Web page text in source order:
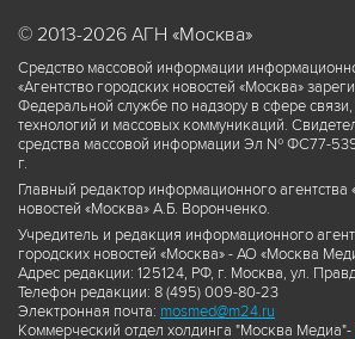
© 2013-2026 АГН «Москва»
Средство массовой информации
«Агентство городских новостей «Москва»
Федеральной службе по надзору в сфере
технологий и массовых коммуникаций.
средства массовой информации Эл № ФС77-
г.
Главный редактор информационного агентства
новостей «Москва» А.Б. Воронченко.
Учредитель и редакция информационного
городских новостей «Москва» - АО «Москва
Адрес редакции: 125124, РФ, г. Москва, ул.
Телефон редакции: 8 (495) 009-80-23
Электронная почта: mosmed@m24.ru
Коммерческий отдел холдинга "Москва Медиа"-